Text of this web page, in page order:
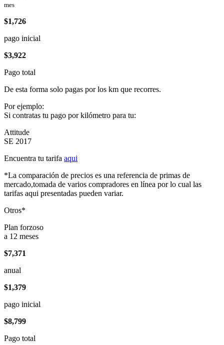
mes
$1,726
pago inicial
$3,922
Pago total
De esta forma solo pagas por los km que recorres.
Por ejemplo:
Si contratas tu pago por kilómetro para tu:
Attitude
SE 2017
Encuentra tu tarifa aqui
*La comparación de precios es una referencia de primas de
mercado,tomada de varios compradores en línea por lo cual las
tarifas aqui presentadas pueden variar.
Otros*
Plan forzoso
a 12 meses
$7,371
anual
$1,379
pago inicial
$8,799
Pago total